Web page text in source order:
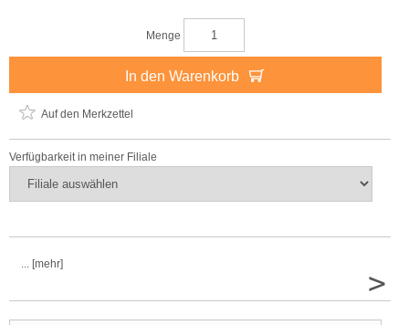
Menge
In den Warenkorb
Auf den Merkzettel
Verfügbarkeit in meiner Filiale
... [mehr]
>